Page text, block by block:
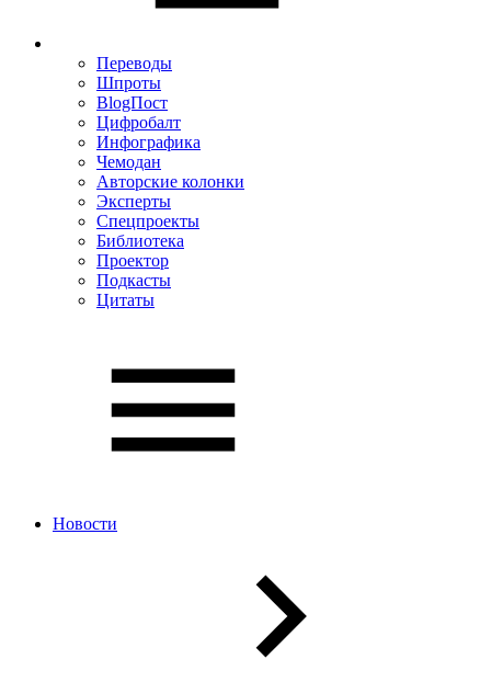
Переводы
Шпроты
BlogПост
Цифробалт
Инфографика
Чемодан
Авторские колонки
Эксперты
Спецпроекты
Библиотека
Проектор
Подкасты
Цитаты
Новости